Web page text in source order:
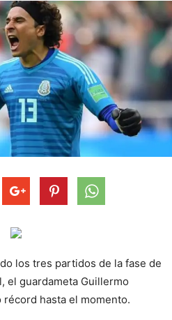
los tres partidos de la fase de
el guardameta Guillermo
hasta el momento.